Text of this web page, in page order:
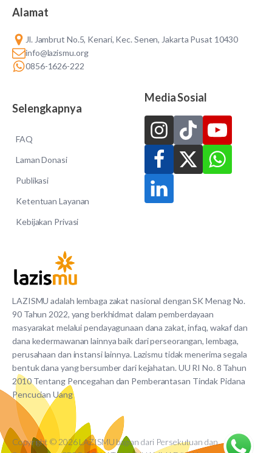
LAZISMU adalah lembaga zakat nasional dengan SK Menag No.
90 Tahun 2022, yang berkhidmat dalam pemberdayaan
masyarakat melalui pendayagunaan dana zakat, infaq, wakaf dan
dana kedermawanan lainnya baik dari perseorangan, lembaga,
perusahaan dan instansi lainnya. Lazismu tidak menerima segala
bentuk dana yang bersumber dari kejahatan. UU RI No. 8 Tahun
2010 Tentang Pencegahan dan Pemberantasan Tindak Pidana
Pencucian Uang
Alamat
Jl. Jambrut No.5, Kenari, Kec. Senen, Jakarta Pusat 10430
info@lazismu.org
0856-1626-222
Selengkapnya
FAQ
Laman Donasi
Publikasi
Ketentuan Layanan
Kebijakan Privasi
Media Sosial
Copyright © 2026 LAZISMU bagian dari Persekutuan dan